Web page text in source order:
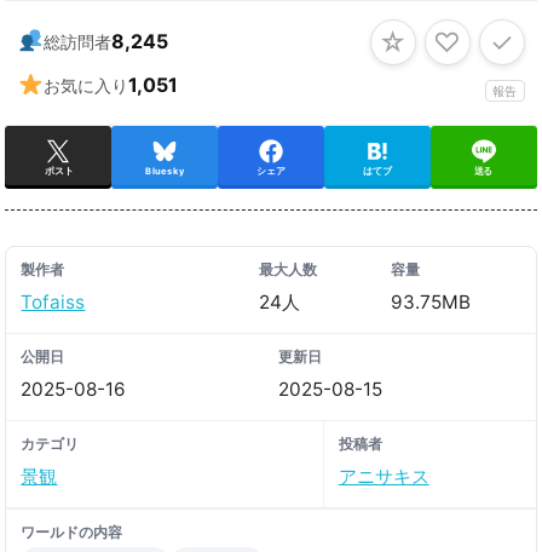
総訪問者8,245
お気に入り1,051 報告
☆ ♡ ✓
ポスト Bluesky シェア はてブ 送る
製作者
Tofaiss
最大人数
24人
容量
93.75MB
公開日
2025-08-16
更新日
2025-08-15
カテゴリ
景観
投稿者
アニサキス
ワールドの内容